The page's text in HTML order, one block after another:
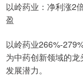
以岭药业：净利涨2
盈
以岭药业266%-
为中药创新领域的
发展潜力。